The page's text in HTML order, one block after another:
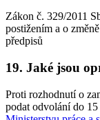
Zákon č. 329/2011
postižením a o
předpisů
19. Jaké jsou
Proti rozhodnutí o
podat odvolání do